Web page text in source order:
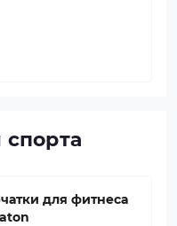
для фитнеса